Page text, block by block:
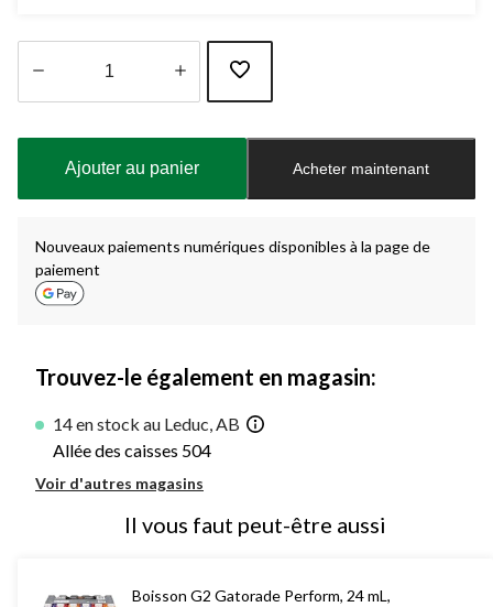
à
Ajouter au panier Acheter maintenant
Nouveaux paiements numériques disponibles à la page de
paiement
Trouvez-le également en magasin:
14 en stock au Leduc, AB
Allée des caisses 504
Voir d'autres magasins
Il vous faut peut-être aussi
Boisson G2 Gatorade Perform, 24 mL,